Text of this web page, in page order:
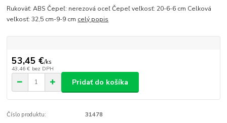
Rukoväť: ABS Čepeľ: nerezová oceľ Čepeľ veľkosť: 20-6-6 cm Celková
veľkosť: 32,5 cm-9-9 cm celý popis
53,45 €/ks
43,46 € bez DPH
Pridať do košíka
Číslo produktu: 31478